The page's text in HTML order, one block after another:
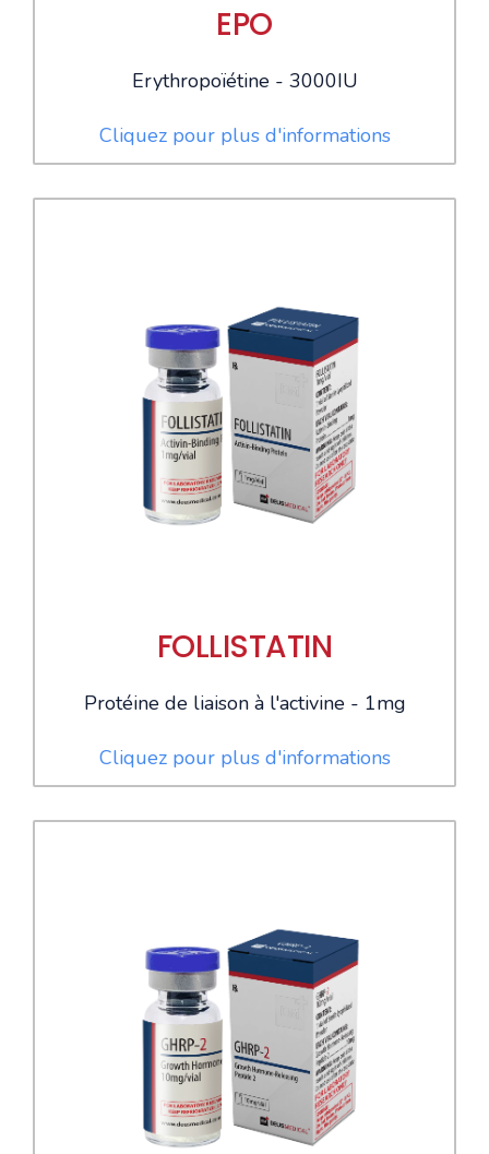
EPO
Erythropoïétine - 3000IU
Cliquez pour plus d'informations
FOLLISTATIN
Protéine de liaison à l'activine - 1mg
Cliquez pour plus d'informations